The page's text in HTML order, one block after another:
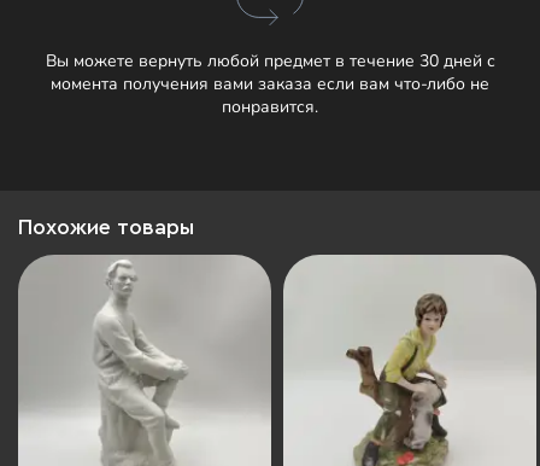
Вы можете вернуть любой предмет в течение 30 дней с
момента получения вами заказа если вам что-либо не
понравится.
Похожие товары